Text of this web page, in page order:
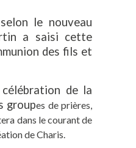
le nouveau
a saisi cette
des fils et
de la
groupes de prières,
dans le courant de
de Charis.